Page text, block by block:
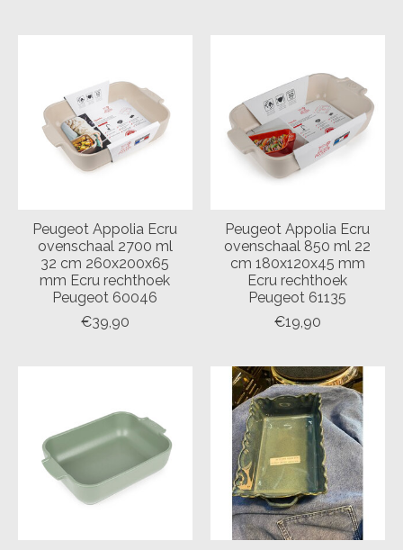
Peugeot Appolia Ecru
ovenschaal 2700 ml
32 cm 260x200x65
mm Ecru rechthoek
Peugeot 60046
€39,90
Peugeot Appolia Ecru
ovenschaal 850 ml 22
cm 180x120x45 mm
Ecru rechthoek
Peugeot 61135
€19,90